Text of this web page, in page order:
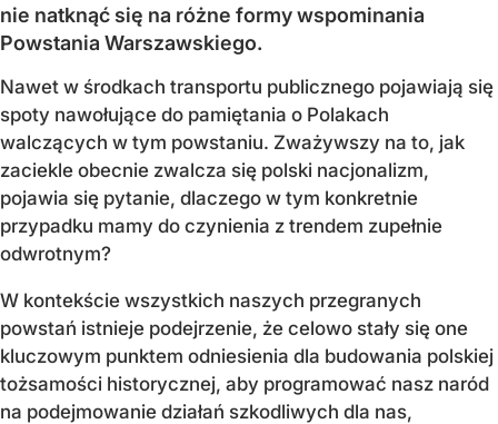
nie natknąć się na różne formy wspominania
Powstania Warszawskiego.
Nawet w środkach transportu publicznego pojawiają się
spoty nawołujące do pamiętania o Polakach
walczących w tym powstaniu. Zważywszy na to, jak
zaciekle obecnie zwalcza się polski nacjonalizm,
pojawia się pytanie, dlaczego w tym konkretnie
przypadku mamy do czynienia z trendem zupełnie
odwrotnym?
W kontekście wszystkich naszych przegranych
powstań istnieje podejrzenie, że celowo stały się one
kluczowym punktem odniesienia dla budowania polskiej
tożsamości historycznej, aby programować nasz naród
na podejmowanie działań szkodliwych dla nas,